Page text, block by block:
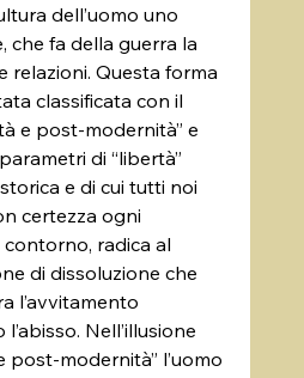
dell’uomo uno
che fa della guerra la
relazioni. Questa forma
classificata con il
e post-modernità” e
di “libertà”
e di cui tutti noi
certezza ogni
radica al
di dissoluzione che
l’avvitamento
Nell’illusione
post-modernità” l’uomo